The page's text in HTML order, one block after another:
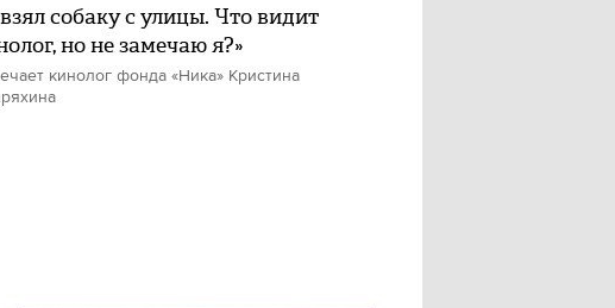
собаку с улицы. Что видит
но не замечаю я?»
кинолог фонда «Ника» Кристина